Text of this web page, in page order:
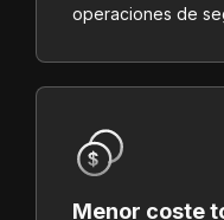
operaciones de
Menor coste